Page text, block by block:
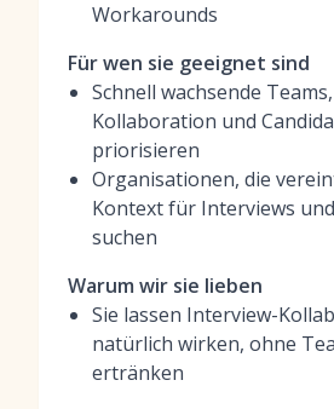
Workarounds
Für wen sie geeignet sind
Schnell wachsende
Kollaboration und
priorisieren
Organisationen, die
Kontext für Interviews
suchen
Warum wir sie lieben
Sie lassen Interview-
natürlich wirken, ohne
ertränken